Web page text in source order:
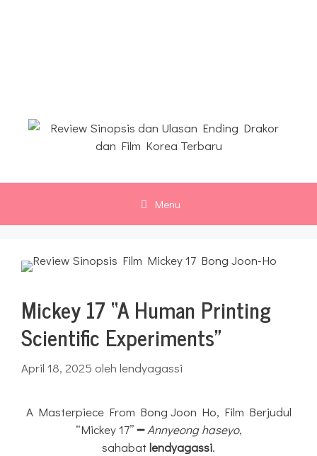
Menu
Mickey 17 “A Human Printing
Scientific Experiments”
April 18, 2025 oleh lendyagassi
A Masterpiece From Bong Joon Ho, Film Berjudul
“Mickey 17” ━Annyeong haseyo,
sahabat lendyagassi.